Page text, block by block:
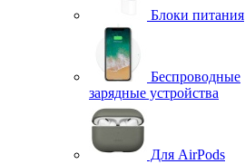
Блоки питания
Беспроводные
зарядные устройства
Для AirPods